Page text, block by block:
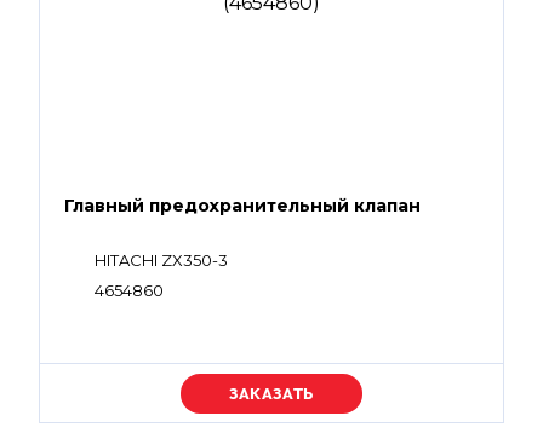
Главный предохранительный клапан
HITACHI ZX350-3
4654860
Уточняйте цену